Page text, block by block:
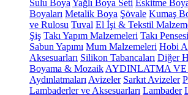
Sulu Boya Yağlı Boya Seti Eskitme
Boyaları Metalik Boya Şövale Kumaş
ve Rulosu Tuval El İşi & Tekstil
Şiş Takı Yapım Malzemeleri Takı Pensesi
Sabun Yapımı Mum Malzemeleri Hobi
Aksesuarları Silikon Tabancaları Diğer
Boyama & Mozaik AYDINLATMA
Aydınlatmaları Avizeler Sarkıt Avizeler
Lambaderler ve Aksesuarları Lambader